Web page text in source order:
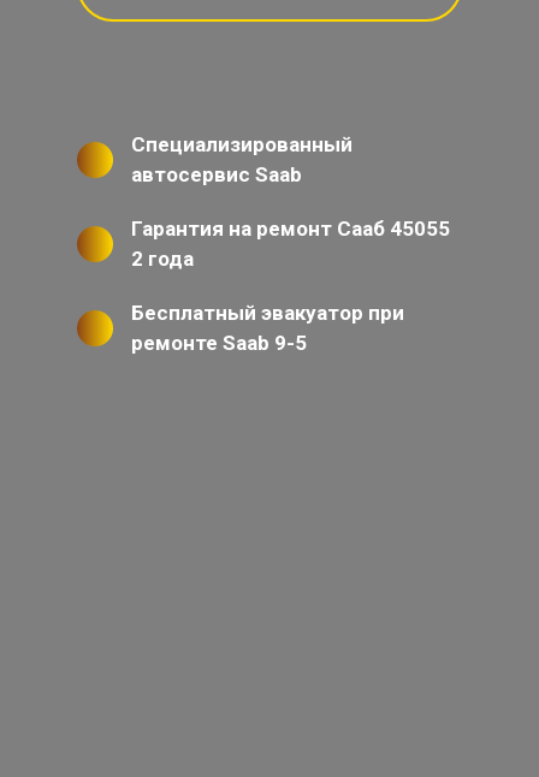
Специализированный
автосервис Saab
Гарантия на ремонт Сааб 45055
2 года
Бесплатный эвакуатор при
ремонте Saab 9-5